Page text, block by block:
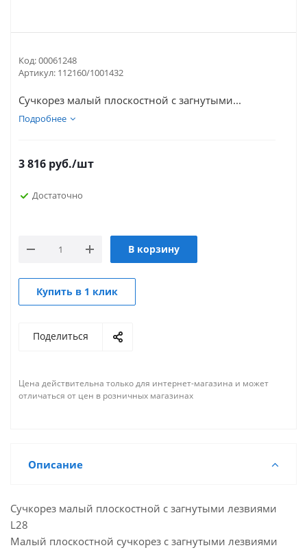
Код:00061248
Артикул: 112160/1001432
Сучкорез малый плоскостной с загнутыми...
Подробнее
3 816 руб./шт
Достаточно
В корзину
Купить в 1 клик
Поделиться
Цена действительна только для интернет-магазина и может
отличаться от цен в розничных магазинах
Описание
Сучкорез малый плоскостной с загнутыми лезвиями
L28
Малый плоскостной сучкорез с загнутыми лезвиями